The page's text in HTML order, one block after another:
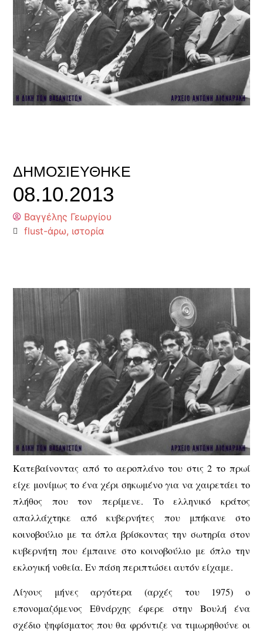
ΔΗΜΟΣΙΕΎΘΗΚΕ
08.10.2013
Βαγγέλης Γεωργίου
flust-άρω, ιστορία
Κατεβαίνοντας από το αεροπλάνο του στις 2 το πρωί
είχε μονίμως το ένα χέρι σηκωμένο για να χαιρετάει το
πλήθος που τον περίμενε. Το ελληνικό κράτος
απαλλάχτηκε από κυβερνήτες που μπήκανε στο
κοινοβούλιο με τα όπλα βρίσκοντας την σωτηρία στον
κυβερνήτη που έμπαινε στο κοινοβούλιο με όπλο την
εκλογική νοθεία. Εν πάση περιπτώσει αυτόν είχαμε.
Λίγους μήνες αργότερα (αρχές του 1975) ο
επονομαζόμενος Εθνάρχης έφερε στην Βουλή ένα
σχέδιο ψηφίσματος που θα φρόντιζε να τιμωρηθούνε οι